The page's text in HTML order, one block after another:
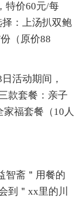
特价60元/每
：上汤扒双鲍
（原价88
活动期间，
款套餐：亲子
福套餐（10人
智斋＂用餐的
到＂xx里的川